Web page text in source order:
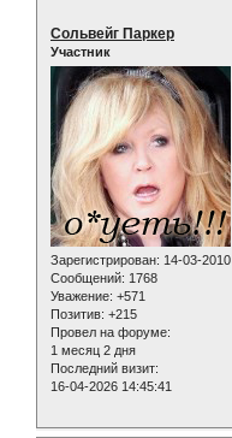
Сольвейг Паркер
Участник
Зарегистрирован: 14-03-2010
Сообщений: 1768
Уважение: +571
Позитив: +215
Провел на форуме:
1 месяц 2 дня
Последний визит:
16-04-2026 14:45:41